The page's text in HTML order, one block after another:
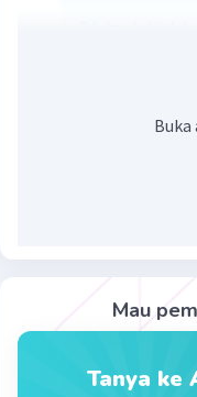
Jumlah
terdapat 4
Jumlah kartu
1. peluang
Jadi, peluang
saling lepas)
P(m) +
Mau
Tanya ke